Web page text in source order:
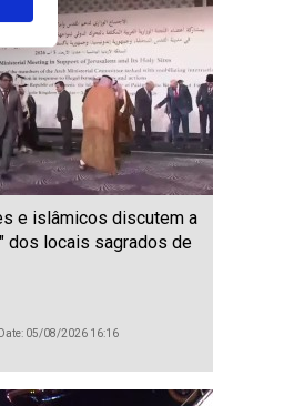
e islâmicos discutem a
dos locais sagrados de
Date: 05/08/2026 16:16